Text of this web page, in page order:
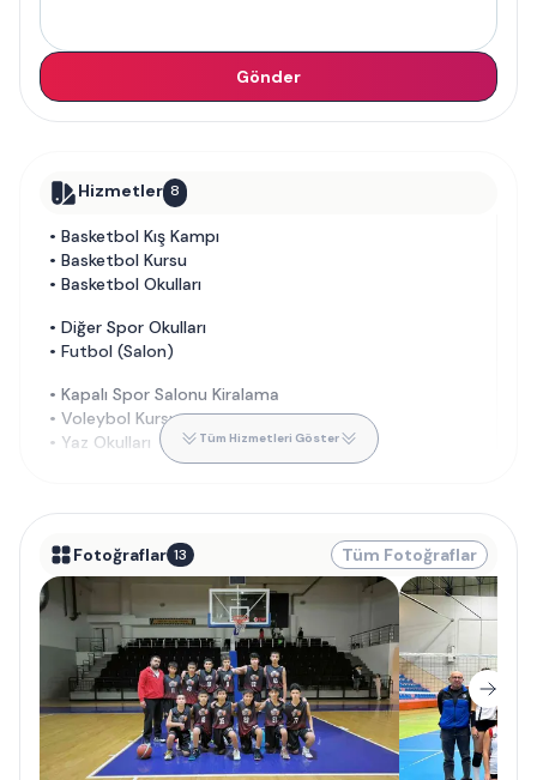
Gönder
Hizmetler 8
• Basketbol Kış Kampı
• Basketbol Kursu
• Basketbol Okulları
• Diğer Spor Okulları
• Futbol (Salon)
• Kapalı Spor Salonu Kiralama
• Voleybol Kursu
• Yaz Okulları Tüm Hizmetleri Göster
Fotoğraflar 13 Tüm Fotoğraflar